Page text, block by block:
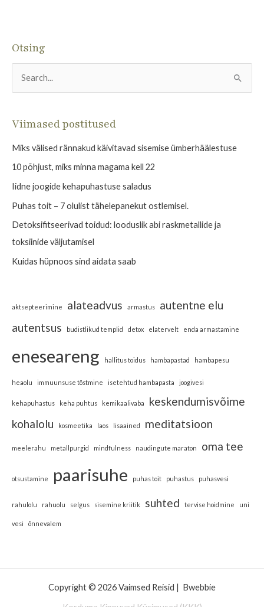
Otsing
c
h
f
o
Viimased postitused
Miks välised rännakud käivitavad sisemise ümberhäälestuse
10 põhjust, miks minna magama kell 22
Iidne joogide kehapuhastuse saladus
Puhas toit – 7 olulist tähelepanekut ostlemisel.
Detoksifitseerivad toidud: looduslik abi raskmetallide ja
toksiinide väljutamisel
Kuidas hüpnoos sind aidata saab
aktsepteerimine alateadvus armastus
autentne elu
autentsus
budistlikud templid detox elatervelt enda armastamine
eneseareng hallitus toidus hambapastad hambapesu
heaolu immuunsuse tõstmine isetehtud hambapasta joogivesi
kehapuhastus keha puhtus kemikaalivaba
keskendumisvõime
kohalolu
kosmeetika laos lisaained meditatsioon
meelerahu metallpurgid mindfulness naudingute maraton oma tee
otsustamine paarisuhe puhas toit puhastus puhasvesi
rahulolu rahuolu selgus sisemine kriitik suhted tervise hoidmine uni
vesi õnnevalem
Copyright © 2026 Vaimsed Reisid | Bwebbie